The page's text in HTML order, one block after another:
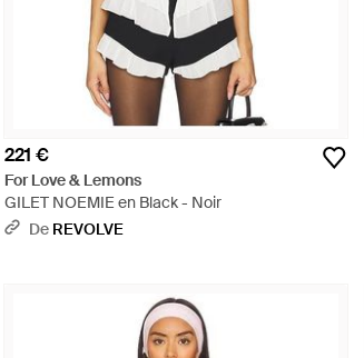
221 €
For Love & Lemons
GILET NOEMIE en Black - Noir
De REVOLVE